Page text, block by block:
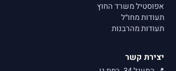
אפוסטיל משרד החוץ
תעודות מחו״ל
תעודות מהרבנות
יצירת קשר